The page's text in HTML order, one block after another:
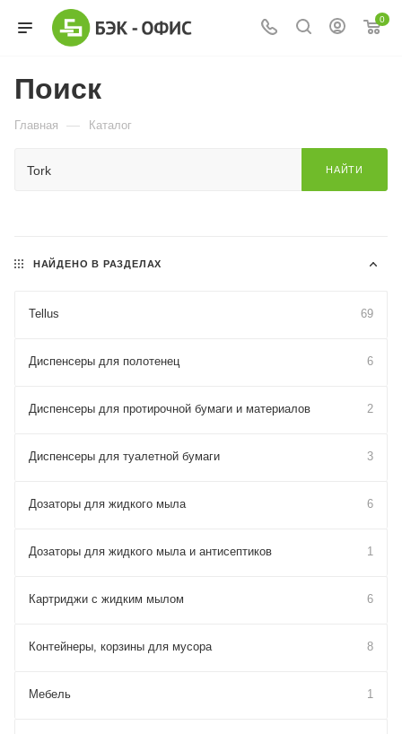
0
Поиск
Главная — Каталог
НАЙТИ
НАЙДЕНО В РАЗДЕЛАХ
Tellus 69
Диспенсеры для полотенец 6
Диспенсеры для протирочной бумаги и материалов 2
Диспенсеры для туалетной бумаги 3
Дозаторы для жидкого мыла 6
Дозаторы для жидкого мыла и антисептиков 1
Картриджи с жидким мылом 6
Контейнеры, корзины для мусора 8
Мебель 1